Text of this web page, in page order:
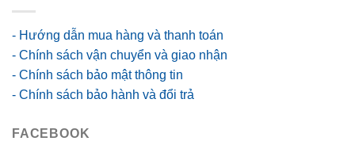
- Hướng dẫn mua hàng và thanh toán
- Chính sách vận chuyển và giao nhận
- Chính sách bảo mật thông tin
- Chính sách bảo hành và đổi trả
FACEBOOK